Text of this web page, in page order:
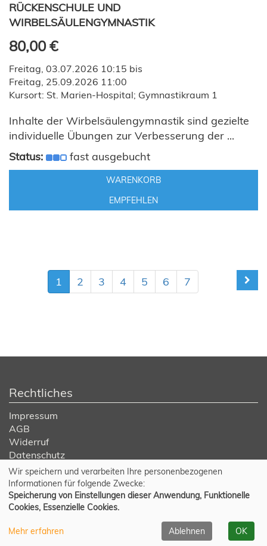
RÜCKENSCHULE UND
WIRBELSÄULENGYMNASTIK
80,00 €
Freitag, 03.07.2026 10:15 bis
Freitag, 25.09.2026 11:00
Kursort: St. Marien-Hospital; Gymnastikraum 1
Inhalte der Wirbelsäulengymnastik sind gezielte
individuelle Übungen zur Verbesserung der ...
Status:
fast ausgebucht
WARENKORB
EMPFEHLEN
1 2 3 4 5 6 7
Rechtliches
Impressum
AGB
Widerruf
Datenschutz
Cookie Einstellungen
© 2026 Kufer Software GmbH
Wir speichern und verarbeiten Ihre personenbezogenen
Informationen für folgende Zwecke:
Speicherung von Einstellungen dieser Anwendung, Funktionelle
Cookies, Essenzielle Cookies.
Mehr erfahren Ablehnen OK